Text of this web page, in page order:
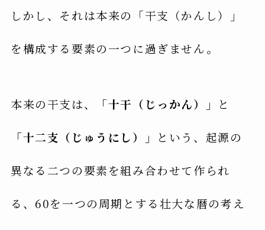
しかし、それは本来の「干支（かんし）」
を構成する要素の一つに過ぎません。
本来の干支は、 「十干（じっかん）」 と
「十二支（じゅうにし）」 という、起源の
異なる二つの要素を組み合わせて作られ
る、60を一つの周期とする壮大な暦の考え